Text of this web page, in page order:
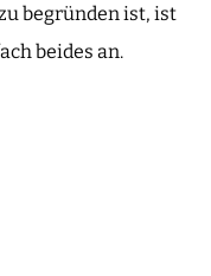
begründen ist, ist
beides an.